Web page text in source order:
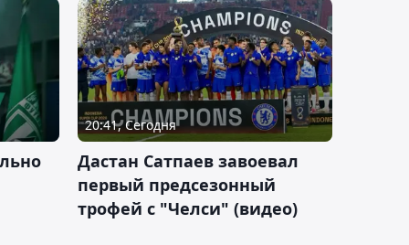
20:41, Сегодня
Дастан Сатпаев завоевал
первый предсезонный
трофей с "Челси" (видео)